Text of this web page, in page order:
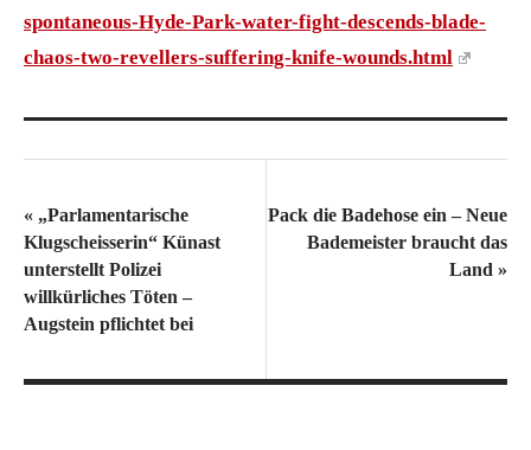
spontaneous-Hyde-Park-water-fight-descends-blade-
chaos-two-revellers-suffering-knife-wounds.html
« „Parlamentarische
Klugscheisserin“ Künast
unterstellt Polizei
willkürliches Töten –
Augstein pflichtet bei
Pack die Badehose ein – Neue
Bademeister braucht das
Land »